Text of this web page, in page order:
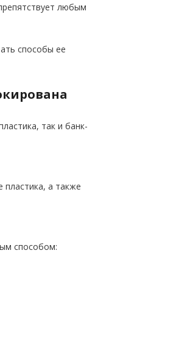
любым
способы ее
так и банк-
а также
способом: